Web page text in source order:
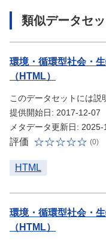
類似データセッ
環境・循環型社会・
（HTML）
このデータセットには説
提供開始日: 2017-12-07
メタデータ更新日: 2025-
評価 (0)
HTML
環境・循環型社会・
（HTML）